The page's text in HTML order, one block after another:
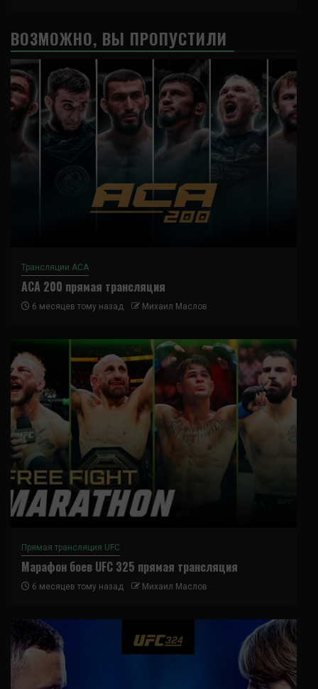
ВОЗМОЖНО, ВЫ ПРОПУСТИЛИ
Трансляции ACA
ACA 200 прямая трансляция
6 месяцев тому назад Михаил Маслов
Прямая трансляция UFC
Марафон боев UFC 325 прямая трансляция
6 месяцев тому назад Михаил Маслов